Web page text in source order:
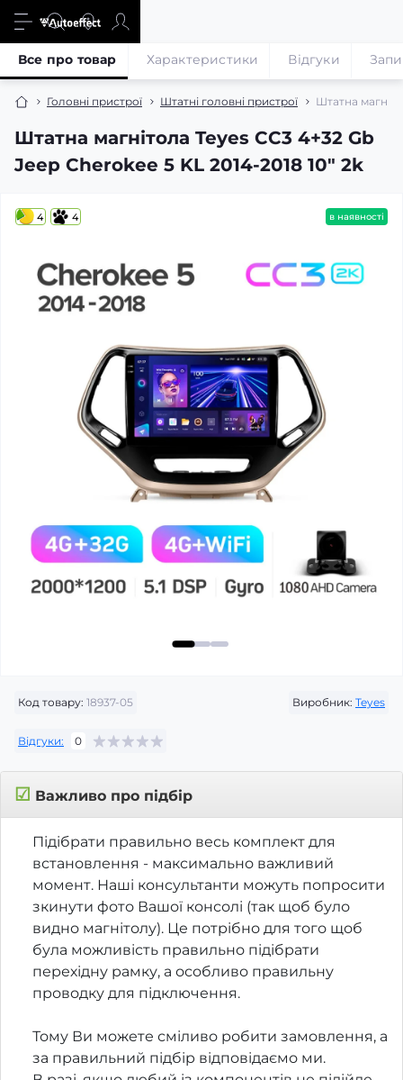
Головні пристрої Штатні головні пристрої Штатна
Штатна магнітола Teyes CC3 4+32 Gb
Jeep Cherokee 5 KL 2014-2018 10" 2k
Все про товар Характеристики Відгуки
4 4 в наявності
Код товару: 18937-05 Виробник: Teyes
Відгуки: 0
☑ Важливо про підбір
Підібрати правильно весь комплект для
встановлення - максимально важливий
момент. Наші консультанти можуть попросити
зкинути фото Вашої консолі (так щоб було
видно магнітолу). Це потрібно для того щоб
була можливість правильно підібрати
перехідну рамку, а особливо правильну
проводку для підключення.
Тому Ви можете сміливо робити замовлення, а
за правильний підбір відповідаємо ми.